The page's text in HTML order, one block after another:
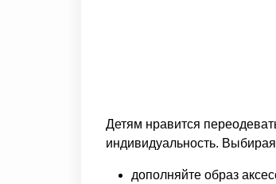
Детям нравится
индивидуальность.
дополняйте образ